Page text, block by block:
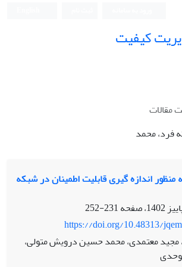
کیفیت
مقالات
فرد، محمد
منظور اندازه گیری قابلیت اطمینان در شبکه
231-252
https://doi.org/10.48313/
معتمدی، محمد حسین درویش متولی،